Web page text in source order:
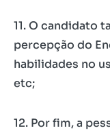
11. O candidato
percepção do
habilidades no
etc;
12. Por fim, a